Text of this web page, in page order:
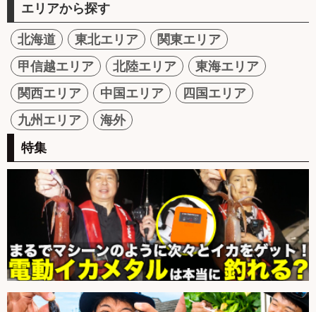
エリアから探す
北海道 東北エリア
関東エリア
甲信越エリア
北陸エリア
東海エリア
関西エリア
中国エリア
四国エリア
九州エリア
海外
特集